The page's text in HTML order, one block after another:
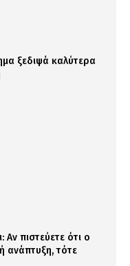
ξεδιψά καλύτερα
Αν πιστεύετε ότι ο
ανάπτυξη, τότε